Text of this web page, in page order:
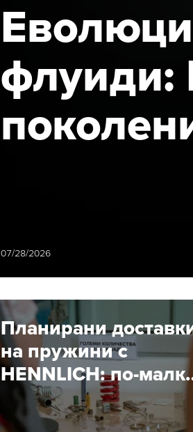
флуиди:
енергия
07/28/2026
Планирани
на пружини с
HENNLICH: по-
риск, повече
ефективност